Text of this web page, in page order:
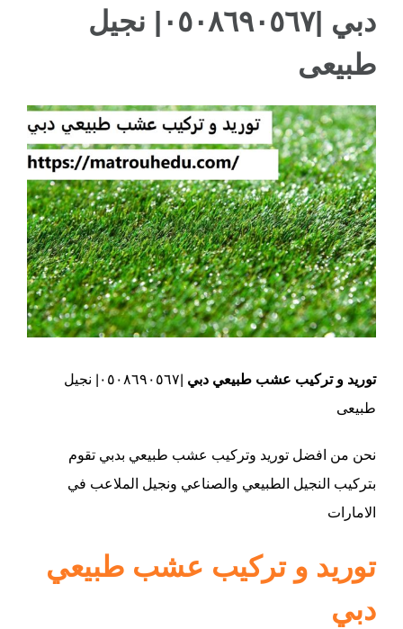
ام القيوين
دبي |٠٥٠٨٦٩٠٥٦٧| نجيل
طبيعى
مشاهدة
صورة
أكبر
توريد و تركيب عشب طبيعي دبي
|٠٥٠٨٦٩٠٥٦٧| نجيل
طبيعى
نحن من افضل توريد وتركيب عشب طبيعي بدبي تقوم
بتركيب النجيل الطبيعي والصناعي ونجيل الملاعب في
الامارات
توريد و تركيب عشب طبيعي
دبي